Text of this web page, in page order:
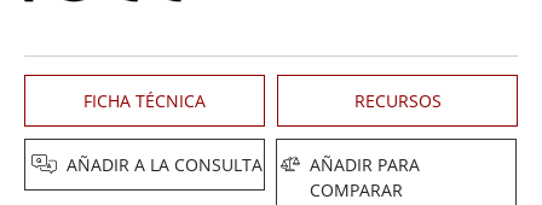
FICHA TÉCNICA RECURSOS
AÑADIR A LA CONSULTA
AÑADIR PARA
COMPARAR